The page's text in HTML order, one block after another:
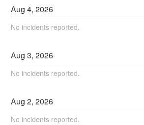
Aug4,2026
No incidents reported.
Aug3,2026
No incidents reported.
Aug2,2026
No incidents reported.